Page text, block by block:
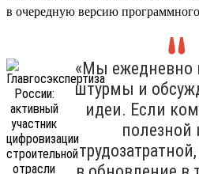
в очередную версию
«Мы ежедневно
штурмы и
идеи. Если